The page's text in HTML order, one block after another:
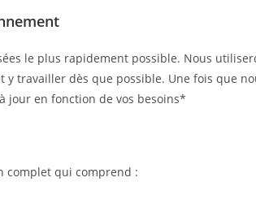
le plus rapidement possible. Nous
travailler dès que possible. Une fois que
jour en fonction de vos besoins*
complet qui comprend :